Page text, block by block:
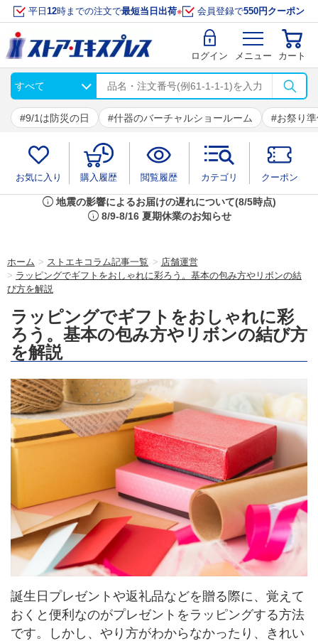
平日 12時までの注文で最短当日出荷※ 会員登録で550円クーポン
ログイン メニュー カート
9/1は防災の日 什器のバーチャルショールーム お祭り
お気に入り 購入履歴 閲覧履歴 カテゴリ クーポン
info 地震の影響によるお届けの遅れについて(8/5時点)
info 8/9-8/16 夏期休業のお知らせ
ホーム > ストエキコラム記事一覧 > 店舗運営
> ラッピングでギフトをおしゃれに彩ろう。基本の包み方やリボンの結
び方を解説
ラッピングでギフトをおしゃれに彩
ろう。基本の包み方やリボンの結び方
を解説
誕生日プレゼントや返礼品などを贈る際に、覚えて
おくと便利なのがプレゼントをラッピングする方法
です。しかし、やり方がわからなかったり、きれい